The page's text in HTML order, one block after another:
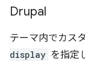
Drupal
テーマ内でカス
display を指定